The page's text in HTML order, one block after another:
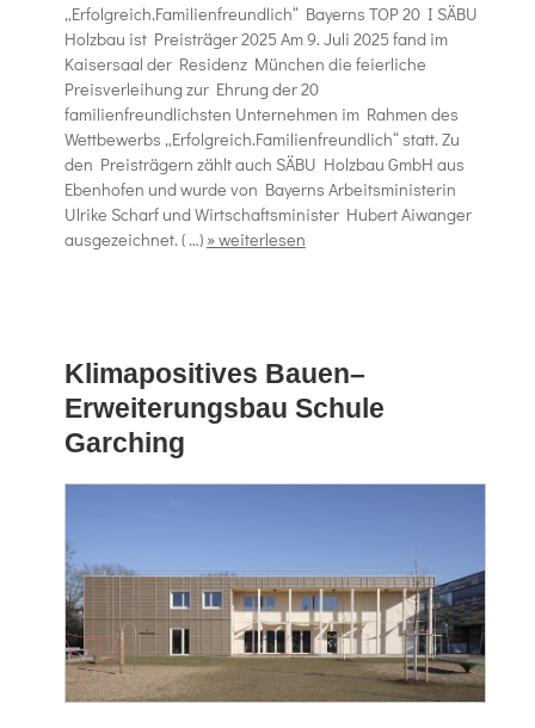
„Erfolgreich.Familienfreundlich“ Bayerns TOP 20 I SÄBU
Holzbau ist Preisträger 2025 Am 9. Juli 2025 fand im
Kaisersaal der Residenz München die feierliche
Preisverleihung zur Ehrung der 20
familienfreundlichsten Unternehmen im Rahmen des
Wettbewerbs „Erfolgreich.Familienfreundlich“ statt. Zu
den Preisträgern zählt auch SÄBU Holzbau GmbH aus
Ebenhofen und wurde von Bayerns Arbeitsministerin
Ulrike Scharf und Wirtschaftsminister Hubert Aiwanger
ausgezeichnet. ( …) » weiterlesen
Klimapositives Bauen–
Erweiterungsbau Schule
Garching